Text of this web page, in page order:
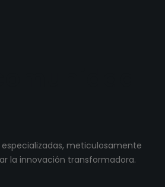
meticulosamente
la innovación transformadora.